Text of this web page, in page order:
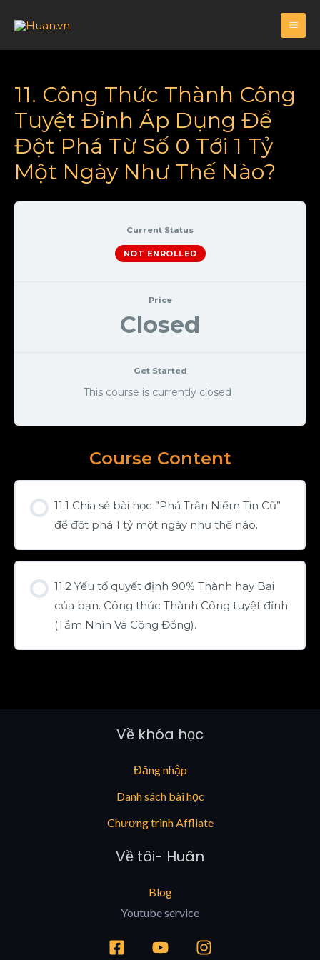
11. Công Thức Thành Công
Tuyệt Đỉnh Áp Dụng Để
Đột Phá Từ Số 0 Tới 1 Tỷ
Một Ngày Như Thế Nào?
Current Status
NOT ENROLLED
Price
Closed
Get Started
This course is currently closed
Course Content
11.1 Chia sẻ bài học ”Phá Trần Niềm Tin Cũ”
để đột phá 1 tỷ một ngày như thế nào.
11.2 Yếu tố quyết định 90% Thành hay Bại
của bạn. Công thức Thành Công tuyệt đỉnh
(Tầm Nhìn Và Cộng Đồng).
Về khóa học
Đăng nhập
Danh sách bài học
Chương trình Affliate
Về tôi- Huân
Blog
Youtube service